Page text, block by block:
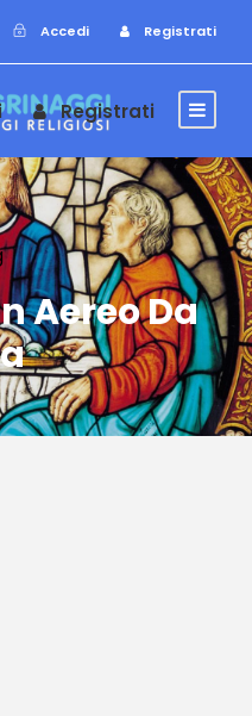
Accedi Registrati
Registrati
Aereo Da